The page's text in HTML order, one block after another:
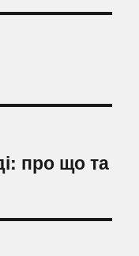
про що та